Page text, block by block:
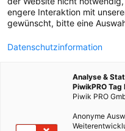
engere Interaktion mit
gewünscht, bitte eine
Datenschutzinformation
Analyse &
PiwikPRO Tag
Piwik PRO
Anonyme